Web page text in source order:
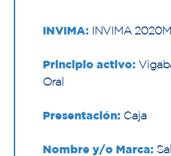
INVIMA: INVIMA
Principio activo:
Oral
Presentación: Caja
Nombre y/o Marca: